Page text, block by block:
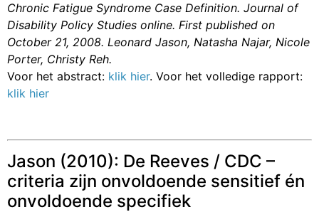
Chronic Fatigue Syndrome Case Definition. Journal of
Disability Policy Studies online. First published on
October 21, 2008. Leonard Jason, Natasha Najar, Nicole
Porter, Christy Reh.
Voor het abstract: klik hier. Voor het volledige rapport:
klik hier
Jason (2010): De Reeves / CDC –
criteria zijn onvoldoende sensitief én
onvoldoende specifiek